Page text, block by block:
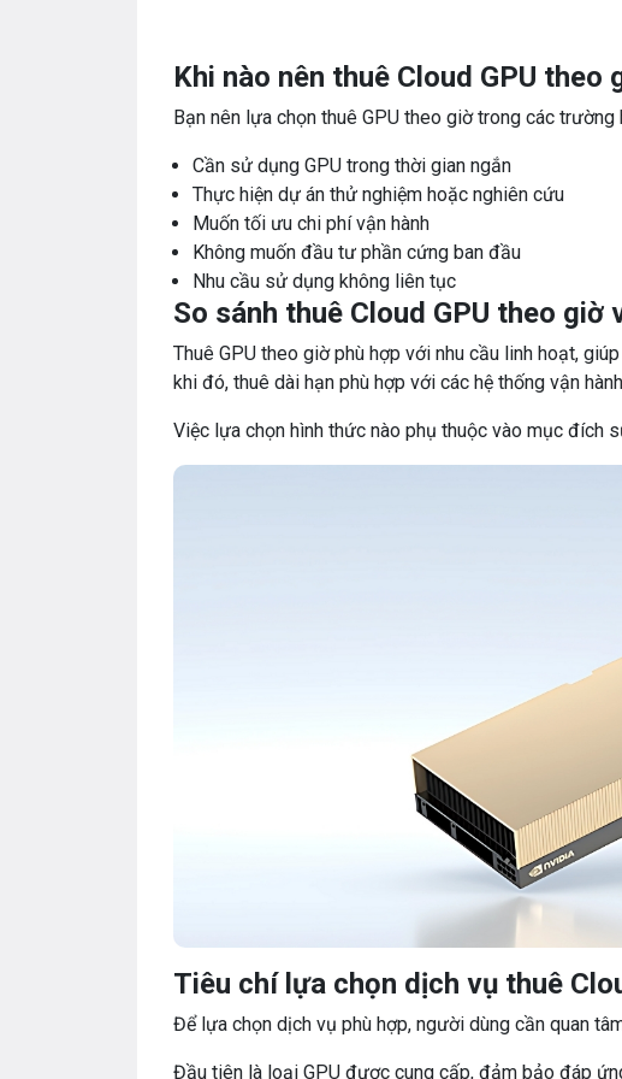
Khi nào nên thuê Cloud GPU theo
Bạn nên lựa chọn thuê GPU theo giờ trong các trường
Cần sử dụng GPU trong thời gian ngắn
Thực hiện dự án thử nghiệm hoặc nghiên cứu
Muốn tối ưu chi phí vận hành
Không muốn đầu tư phần cứng ban đầu
Nhu cầu sử dụng không liên tục
So sánh thuê Cloud GPU theo giờ
Thuê GPU theo giờ phù hợp với nhu cầu linh hoạt,
khi đó, thuê dài hạn phù hợp với các hệ thống vận
Việc lựa chọn hình thức nào phụ thuộc vào mục đích
Tiêu chí lựa chọn dịch vụ thuê
Để lựa chọn dịch vụ phù hợp, người dùng cần quan
Đầu tiên là loại GPU được cung cấp, đảm bảo đáp